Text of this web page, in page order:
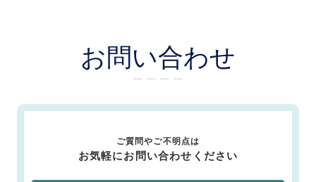
お問い合わせ
ー ー ー ー
ご質問やご不明点は
お気軽にお問い合わせください